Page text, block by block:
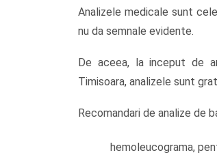
Analizele medicale sunt
nu da semnale evidente.
De aceea, la inceput de
Timisoara, analizele sunt
Recomandari de analize de
hemoleucograma,